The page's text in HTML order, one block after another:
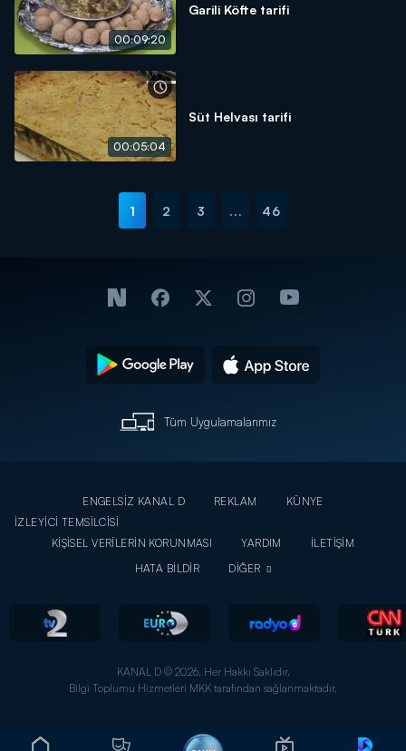
00:09:20
Garili Köfte tarifi
00:05:04
Süt Helvası tarifi
1 2 3 ... 46
Tüm Uygulamalarımız
ENGELSİZ KANAL D REKLAM
KÜNYE
İZLEYİCİ TEMSİLCİSİ
KİŞİSEL VERİLERİN KORUNMASI
YARDIM
İLETİŞİM
HATA BİLDİR
DİĞER
KANAL D © 2026. Her Hakkı Saklıdır.
Bilgi Toplumu Hizmetleri MKK tarafından sağlanmaktadır.